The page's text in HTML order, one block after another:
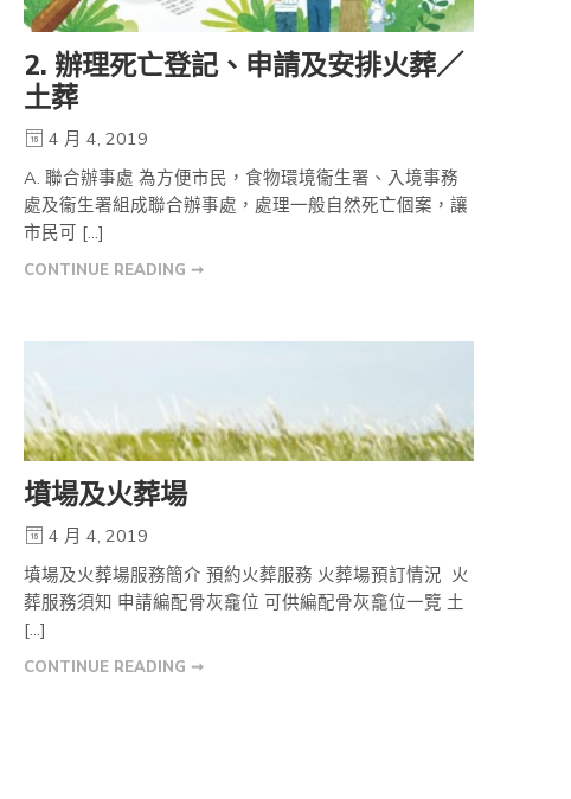
2. 辦理死亡登記、申請及安排火葬／
土葬
4 月 4, 2019
A. 聯合辦事處 為方便市民，食物環境衞生署、入境事務
處及衞生署組成聯合辦事處，處理一般自然死亡個案，讓
市民可 […]
CONTINUE READING ➞
墳場及火葬場
4 月 4, 2019
墳場及火葬場服務簡介 預約火葬服務 火葬場預訂情況 火
葬服務須知 申請編配骨灰龕位 可供編配骨灰龕位一覽 土
[…]
CONTINUE READING ➞